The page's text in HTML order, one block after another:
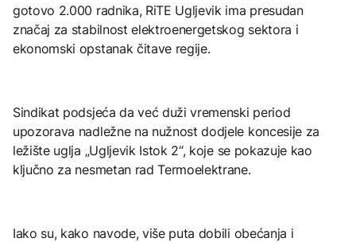
gotovo 2.000 radnika, RiTE Ugljevik ima presudan
značaj za stabilnost elektroenergetskog sektora i
ekonomski opstanak čitave regije.
Sindikat podsjeća da već duži vremenski period
upozorava nadležne na nužnost dodjele koncesije za
ležište uglja „Ugljevik Istok 2“, koje se pokazuje kao
ključno za nesmetan rad Termoelektrane.
Iako su, kako navode, više puta dobili obećanja i